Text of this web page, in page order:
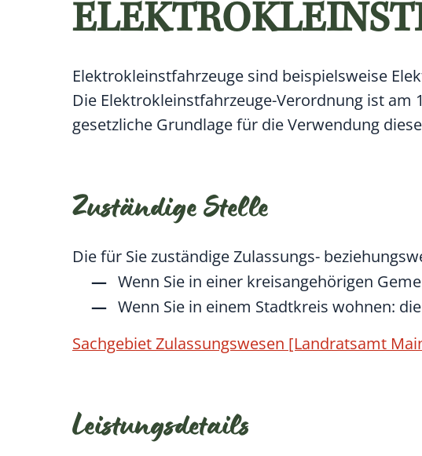
Elektrokleinstfahrzeuge sind beispielsweise
Die Elektrokleinstfahrzeuge-Verordnung ist am
gesetzliche Grundlage für die Verwendung
Zuständige Stelle
Die für Sie zuständige Zulassungs-
Wenn Sie in einer kreisangehörigen
Wenn Sie in einem Stadtkreis wohnen:
Sachgebiet Zulassungswesen [Landratsamt
Leistungsdetails